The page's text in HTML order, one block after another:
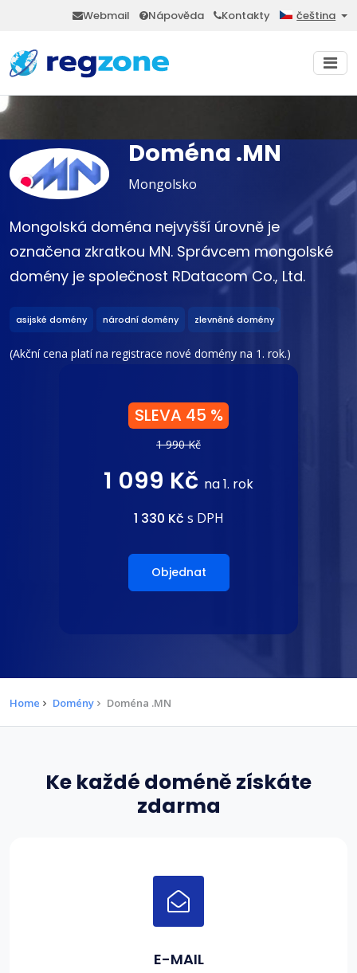
Webmail Nápověda Kontakty čeština
Doména .MN
Mongolsko
Mongolská doména nejvyšší úrovně je
označena zkratkou MN. Správcem mongolské
domény je společnost RDatacom Co., Ltd.
asijské domény národní domény zlevněné domény
(Akční cena platí na registrace nové domény na 1. rok.)
SLEVA 45 %
1 990 Kč
1 099 Kč na 1. rok
1 330 Kč s DPH
Objednat
Home Domény Doména .MN
Ke každé doméně získáte
zdarma
E-MAIL